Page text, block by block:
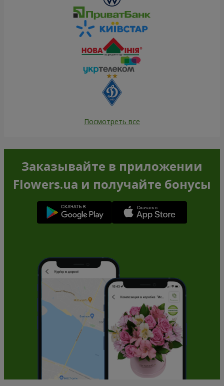
Посмотреть все
Заказывайте в приложении
Flowers.ua и получайте бонусы